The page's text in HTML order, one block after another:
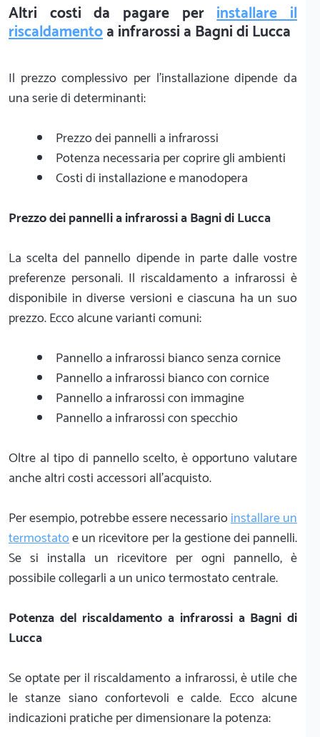
Altri costi da pagare perinstallare il
riscaldamentoa infrarossi a Bagni di Lucca
Il prezzo complessivo per l’installazione dipende da
una serie di determinanti:
Prezzo dei pannelli a infrarossi
Potenza necessaria per coprire gli ambienti
Costi di installazione e manodopera
Prezzo dei pannelli a infrarossi a Bagni di Lucca
La scelta del pannello dipende in parte dalle vostre
preferenze personali. Il riscaldamento a infrarossi è
disponibile in diverse versioni e ciascuna ha un suo
prezzo. Ecco alcune varianti comuni:
Pannello a infrarossi bianco senza cornice
Pannello a infrarossi bianco con cornice
Pannello a infrarossi con immagine
Pannello a infrarossi con specchio
Oltre al tipo di pannello scelto, è opportuno valutare
anche altri costi accessori all'acquisto.
Per esempio, potrebbe essere necessarioinstallare un
termostatoe un ricevitore per la gestione dei pannelli.
Se si installa un ricevitore per ogni pannello, è
possibile collegarli a un unico termostato centrale.
Potenza del riscaldamento a infrarossi a Bagni di
Lucca
Se optate per il riscaldamento a infrarossi, è utile che
le stanze siano confortevoli e calde. Ecco alcune
indicazioni pratiche per dimensionare la potenza: